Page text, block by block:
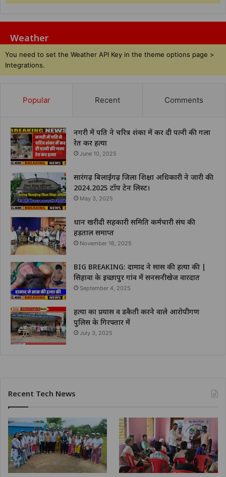
Weather
You need to set the Weather API Key in the theme options page >
Integrations.
Popular Recent Comments
नगरी में पति ने चरित्र शंका में कर दी पत्नी की गला
रेत कर हत्या
June 10, 2025
सारंगढ़ बिलाईगढ़ जिला शिक्षा अधिकारी ने जारी की
2024.2025 टॉप टेन लिस्ट।
May 3, 2025
धान खरीदी सहकारी समिति कर्मचारी संघ की
हड़ताल समाप्त
November 16, 2025
BIG BREAKING: दामाद ने सास की हत्या की |
सिहावा के इच्छापुर गांव में सनसनीखेज वारदात
September 4, 2025
हत्या का प्रयास व डकैती करने वाले आरोपीगण
पुलिस के गिरफ्तार में
July 3, 2025
Recent Tech News